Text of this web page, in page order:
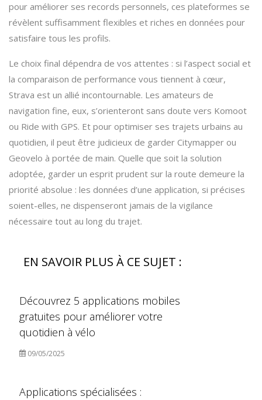
pour améliorer ses records personnels, ces plateformes se
révèlent suffisamment flexibles et riches en données pour
satisfaire tous les profils.
Le choix final dépendra de vos attentes : si l’aspect social et
la comparaison de performance vous tiennent à cœur,
Strava est un allié incontournable. Les amateurs de
navigation fine, eux, s’orienteront sans doute vers Komoot
ou Ride with GPS. Et pour optimiser ses trajets urbains au
quotidien, il peut être judicieux de garder Citymapper ou
Geovelo à portée de main. Quelle que soit la solution
adoptée, garder un esprit prudent sur la route demeure la
priorité absolue : les données d’une application, si précises
soient-elles, ne dispenseront jamais de la vigilance
nécessaire tout au long du trajet.
EN SAVOIR PLUS À CE SUJET :
Découvrez 5 applications mobiles
gratuites pour améliorer votre
quotidien à vélo
09/05/2025
Applications spécialisées :